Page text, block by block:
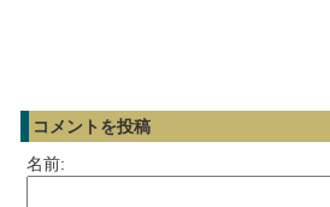
コメントを投稿
名前: